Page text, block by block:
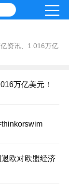
资讯、1.016万亿
万亿美元！
欧对欧盟经济